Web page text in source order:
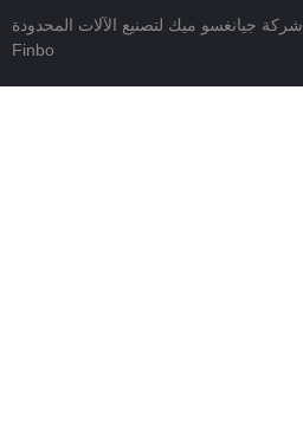
شركة جيانغسو ميك لتصنيع الآلات المحدودة
Finbo